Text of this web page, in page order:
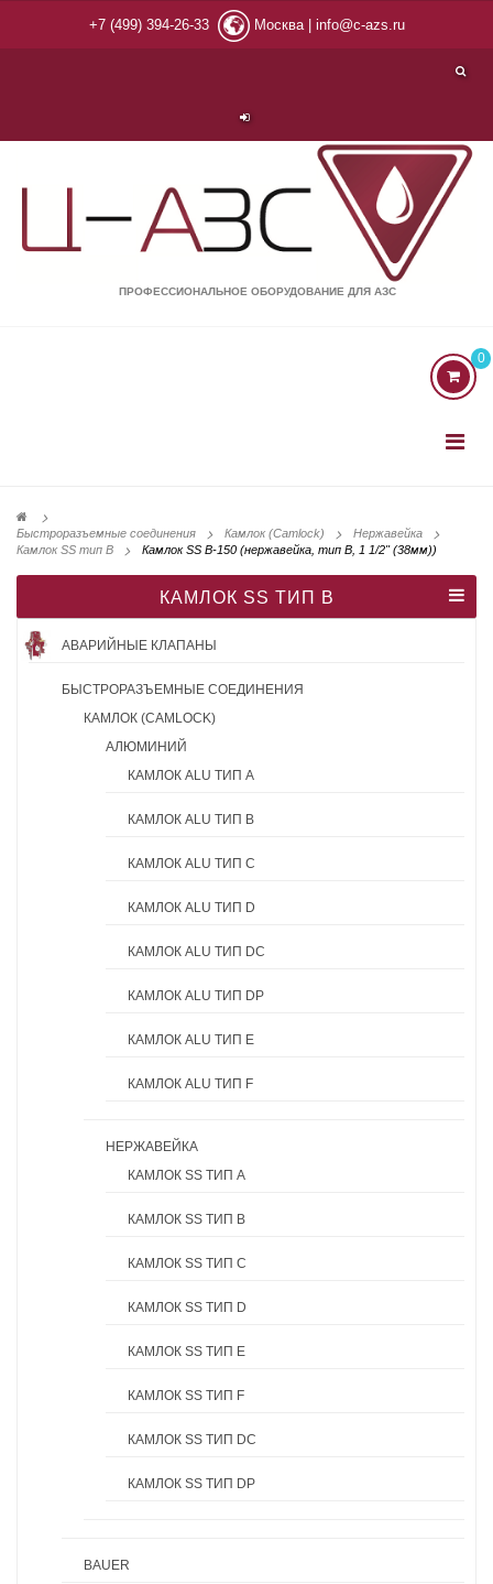
+7 (499) 394-26-33 Москва | info@c-azs.ru
ПРОФЕССИОНАЛЬНОЕ ОБОРУДОВАНИЕ ДЛЯ АЗС
0
>
Быстроразъемные соединения
> Камлок (Camlock) > Нержавейка
>
Камлок SS тип B
> Камлок SS B-150 (нержавейка, тип B, 1 1/2" (38мм))
КАМЛОК SS ТИП B
АВАРИЙНЫЕ КЛАПАНЫ
БЫСТРОРАЗЪЕМНЫЕ СОЕДИНЕНИЯ
КАМЛОК (CAMLOCK)
АЛЮМИНИЙ
КАМЛОК ALU ТИП A
КАМЛОК ALU ТИП B
КАМЛОК ALU ТИП C
КАМЛОК ALU ТИП D
КАМЛОК ALU ТИП DC
КАМЛОК ALU ТИП DP
КАМЛОК ALU ТИП E
КАМЛОК ALU ТИП F
НЕРЖАВЕЙКА
КАМЛОК SS ТИП A
КАМЛОК SS ТИП B
КАМЛОК SS ТИП C
КАМЛОК SS ТИП D
КАМЛОК SS ТИП E
КАМЛОК SS ТИП F
КАМЛОК SS ТИП DC
КАМЛОК SS ТИП DP
BAUER